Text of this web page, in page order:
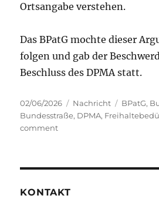
Ortsangabe verstehen.
Das BPatG mochte dieser
folgen und gab der
Beschluss des DPMA statt.
Posted
on
02/06/2026 Categories
Nachricht Tags
BPatG,
Bundesstraße, DPMA,
commenton
das
KONTAKT